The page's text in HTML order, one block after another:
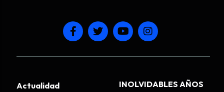
Actualidad
INOLVIDABLES AÑOS